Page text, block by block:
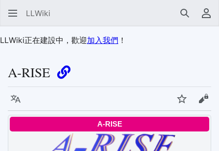
LLWiki 搜尋 使
LLWiki正在建設中，歡迎加入我們 ！
A-RISE
語言 監視 檢
A-RISE